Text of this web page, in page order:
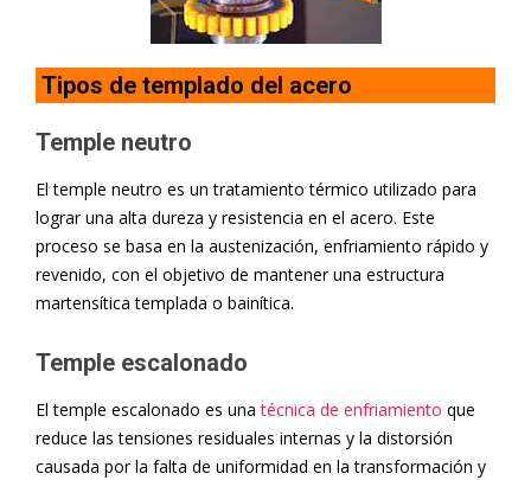
Tipos de templado del acero
Temple neutro
El temple neutro es un tratamiento térmico utilizado para
lograr una alta dureza y resistencia en el acero. Este
proceso se basa en la austenización, enfriamiento rápido y
revenido, con el objetivo de mantener una estructura
martensítica templada o bainítica.
Temple escalonado
El temple escalonado es unatécnica de enfriamiento que
reduce las tensiones residuales internas y la distorsión
causada por la falta de uniformidad en la transformación y